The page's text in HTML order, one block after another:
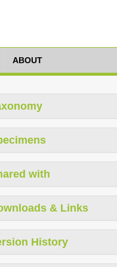
ABOUT
with
& Links
History